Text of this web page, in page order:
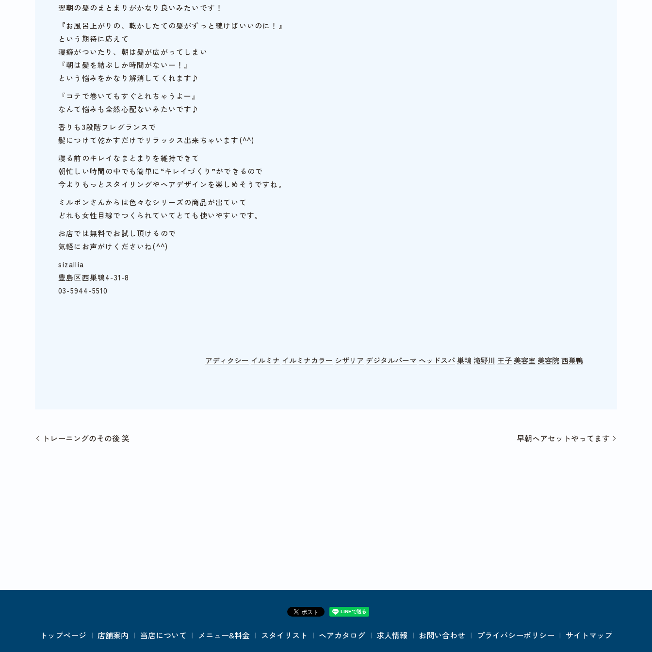
翌朝の髪のまとまりがかなり良いみたいです！
『お風呂上がりの、乾かしたての髪がずっと続けばいいのに！』
という期待に応えて
寝癖がついたり、朝は髪が広がってしまい
『朝は髪を結ぶしか時間がないー！』
という悩みをかなり解消してくれます♪
『コテで巻いてもすぐとれちゃうよー』
なんて悩みも全然心配ないみたいです♪
香りも3段階フレグランスで
髪につけて乾かすだけでリラックス出来ちゃいます(^^)
寝る前のキレイなまとまりを維持できて
朝忙しい時間の中でも簡単に“キレイづくり”ができるので
今よりもっとスタイリングやヘアデザインを楽しめそうですね。
ミルボンさんからは色々なシリーズの商品が出ていて
どれも女性目線でつくられていてとても使いやすいです。
お店では無料でお試し頂けるので
気軽にお声がけくださいね(^^)
sizallia
豊島区西巣鴨4-31-8
03-5944-5510
アディクシー イルミナ イルミナカラー シザリア デジタルパーマ ヘッドスパ 巣鴨 滝野川 王子 美容室 美容院西巣鴨
トレーニングのその後 笑 早朝ヘアセットやってます
トップページ 店舗案内 当店について メニュー&料金 スタイリスト ヘアカタログ 求人情報 お問い合わせ プライバシーポリシー サイトマップ